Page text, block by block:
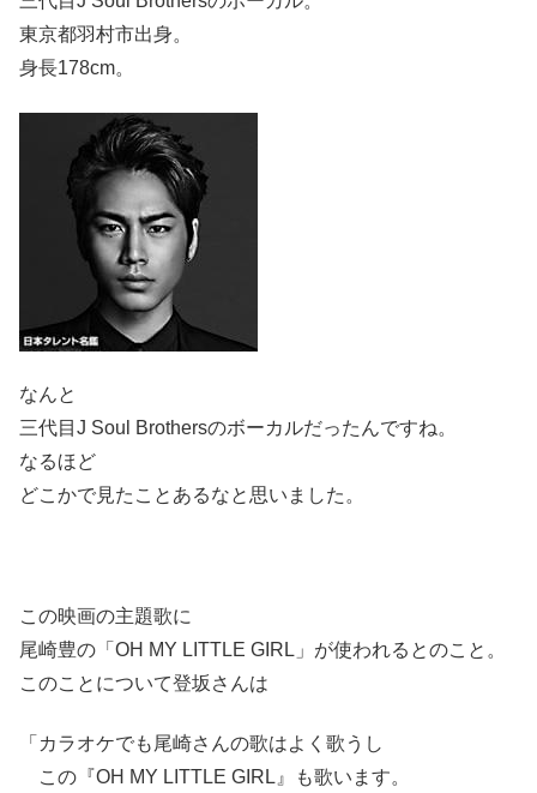
東京都羽村市出身。
身長178cm。
なんと
三代目J Soul Brothersのボーカルだったんですね。
なるほど
どこかで見たことあるなと思いました。
この映画の主題歌に
尾崎豊の「OH MY LITTLE GIRL」が使われるとのこと。
このことについて登坂さんは
「カラオケでも尾崎さんの歌はよく歌うし
この『OH MY LITTLE GIRL』も歌います。